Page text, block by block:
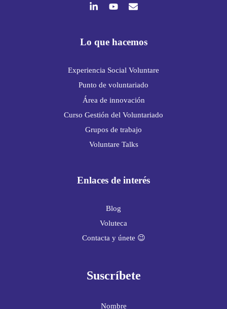
Lo que hacemos
Experiencia Social Voluntare
Punto de voluntariado
Área de innovación
Curso Gestión del Voluntariado
Grupos de trabajo
Voluntare Talks
Enlaces de interés
Blog
Voluteca
Contacta y únete 😉
Suscríbete
Nombre